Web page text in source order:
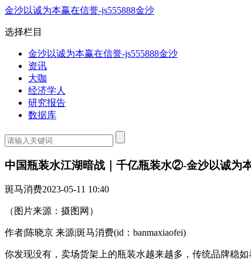
金沙以诚为本赢在信誉-js555888金沙
选择栏目
金沙以诚为本赢在信誉-js555888金沙
资讯
大咖
经济学人
研究报告
数据库
中国瓶装水江湖暗战｜千亿瓶装水②-金沙以诚为
斑马消费2023-05-11 10:40
（图片来源：摄图网）
作者|陈晓京 来源|斑马消费(id：banmaxiaofei)
你发现没有，卖场货架上的瓶装水越来越多，传统品牌稳